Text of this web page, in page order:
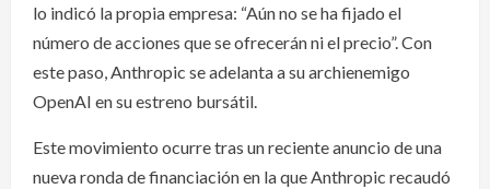
lo indicó la propia empresa: “Aún no se ha fijado el
número de acciones que se ofrecerán ni el precio”. Con
este paso, Anthropic se adelanta a su archienemigo
OpenAI en su estreno bursátil.
Este movimiento ocurre tras un reciente anuncio de una
nueva ronda de financiación en la que Anthropic recaudó